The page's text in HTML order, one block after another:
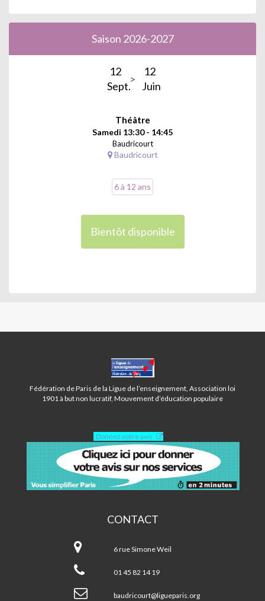
Saison 2026-2027
12
Sept.
12
Juin
Théâtre
Samedi 13:30 - 14:45
Baudricourt
Baudricourt
6 à 12 ans
Bientôt disponible
CENTRE
BAUDRICOURT-
PARIS
13ÈME
Fédération de Paris de la Ligue de l’enseignement, Association loi
1901 à but non lucratif, Mouvement d’éducation populaire
Donnez votre avis
CONTACT
Baudricourt-
Paris
13ème
6 rue Simone Weil
01 45 82 14 19
baudricourt@ligueparis.org